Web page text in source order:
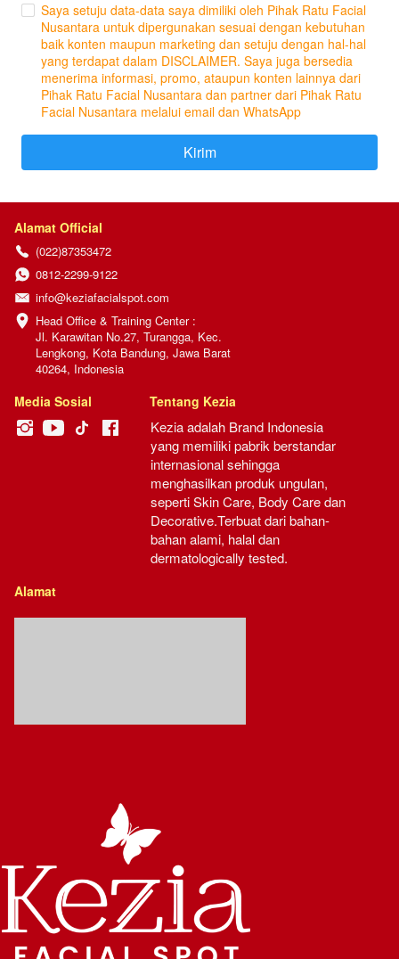
Saya setuju data-data saya dimiliki oleh Pihak Ratu Facial
Nusantara untuk dipergunakan sesuai dengan kebutuhan
baik konten maupun marketing dan setuju dengan hal-hal
yang terdapat dalam DISCLAIMER. Saya juga bersedia
menerima informasi, promo, ataupun konten lainnya dari
Pihak Ratu Facial Nusantara dan partner dari Pihak Ratu
Facial Nusantara melalui email dan WhatsApp
`Kirim
Alamat Official
(022)87353472
0812-2299-9122
info@keziafacialspot.com
Head Office & Training Center :
Jl. Karawitan No.27, Turangga, Kec.
Lengkong, Kota Bandung, Jawa Barat
40264, Indonesia
Media Sosial Tentang Kezia
Kezia adalah Brand Indonesia
yang memiliki pabrik berstandar
internasional sehingga
menghasilkan produk ungulan,
seperti Skin Care, Body Care dan
Decorative.Terbuat dari bahan-
bahan alami, halal dan
dermatologically tested.
Alamat